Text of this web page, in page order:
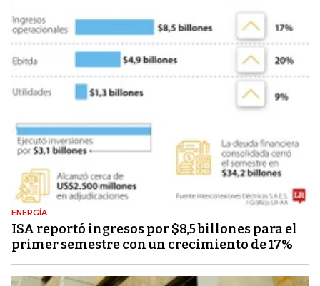
ENERGÍA
ISA reportó ingresos por $8,5 billones para el
primer semestre con un crecimiento de 17%